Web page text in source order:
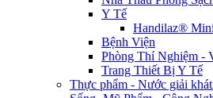
Y Tế
Handilaz®
Bệnh Viện
Phòng Thí Nghiệm -
Trang Thiết Bị Y Tế
Thực phẩm - Nước giải